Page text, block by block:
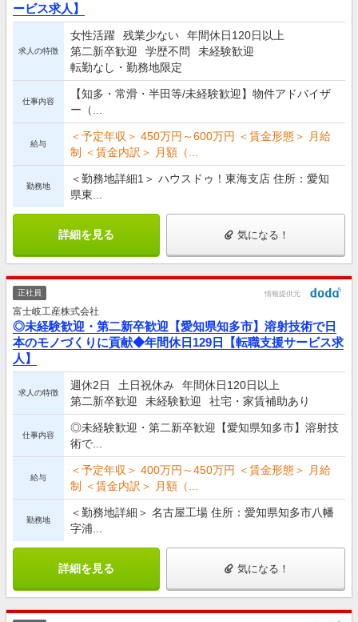
ービス求人】
求人の特徴
女性活躍 残業少ない
年間休日120日以上
第二新卒歓迎
学歴不問
未経験歓迎
転勤なし・勤務地限定
仕事内容
【知多・常滑・半田等/未経験歓迎】物件アドバイザ
ー（...
給与
＜予定年収＞ 450万円～600万円 ＜賃金形態＞ 月給
制 ＜賃金内訳＞ 月額（...
勤務地
＜勤務地詳細1＞ ハウスドゥ！東海支店 住所：愛知
県東...
詳細を見る 気になる！
正社員 情報提供元
富士岐工産株式会社
◎未経験歓迎・第二新卒歓迎【愛知県知多市】溶射技術で日
本のモノづくりに貢献◆年間休日129日【転職支援サービス求
人】
求人の特徴
週休2日 土日祝休み
年間休日120日以上
第二新卒歓迎
未経験歓迎 社宅・家賃補助あり
仕事内容
◎未経験歓迎・第二新卒歓迎【愛知県知多市】溶射技
術で...
給与
＜予定年収＞ 400万円～450万円 ＜賃金形態＞ 月給
制 ＜賃金内訳＞ 月額（...
勤務地
＜勤務地詳細＞ 名古屋工場 住所：愛知県知多市八幡
字浦...
詳細を見る 気になる！